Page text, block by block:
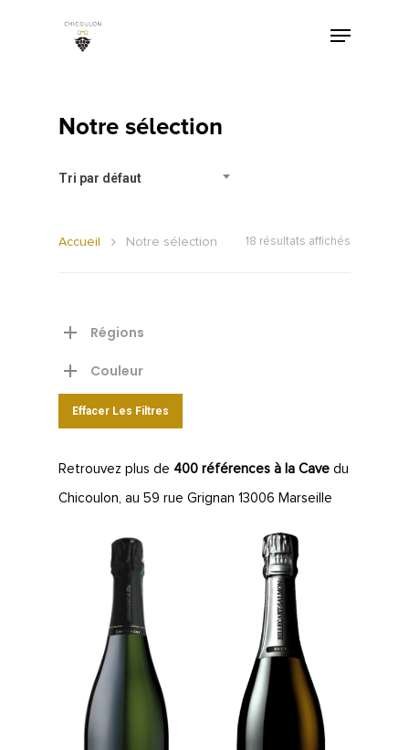
Notre sélection
Tri par défaut
18 résultats affichés
Accueil Notre sélection
Régions
Couleur
Effacer Les Filtres
Retrouvez plus de 400 références à la Cave du
Chicoulon, au 59 rue Grignan 13006 Marseille